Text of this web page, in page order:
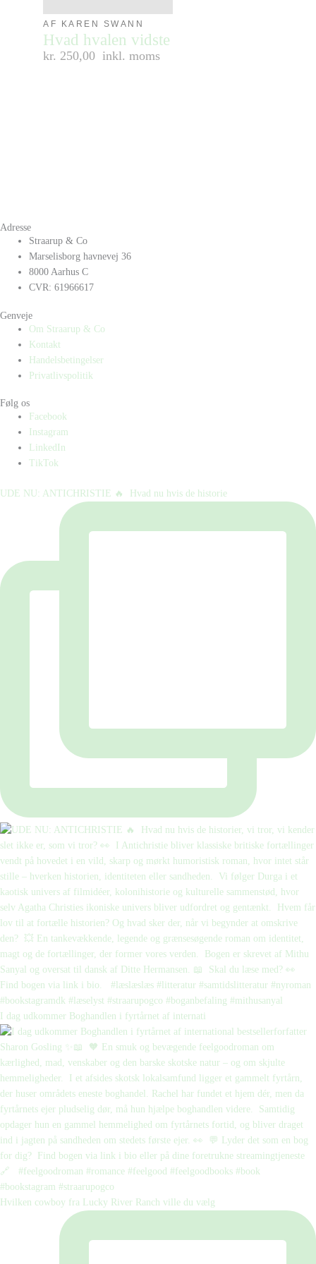
AF KAREN SWANN
Hvad hvalen vidste
kr. 250,00 inkl. moms
Adresse
Straarup & Co
Marselisborg havnevej 36
8000 Aarhus C
CVR: 61966617
Genveje
Om Straarup & Co
Kontakt
Handelsbetingelser
Privatlivspolitik
Følg os
Facebook
Instagram
LinkedIn
TikTok
UDE NU: ANTICHRISTIE 🔥⁠ ⁠ Hvad nu hvis de historie
I dag udkommer Boghandlen i fyrtårnet af internati
Hvilken cowboy fra Lucky River Ranch ville du vælg